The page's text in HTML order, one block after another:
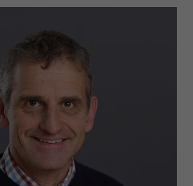
und wird von Facebook
um Daten an das
zurückzusenden.